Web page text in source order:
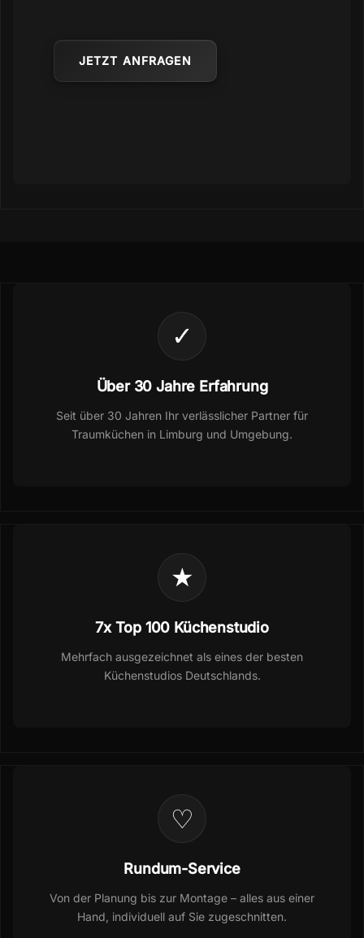
JETZT ANFRAGEN
✓
Über 30 Jahre Erfahrung
Seit über 30 Jahren Ihr verlässlicher Partner für
Traumküchen in Limburg und Umgebung.
★
7x Top 100 Küchenstudio
Mehrfach ausgezeichnet als eines der besten
Küchenstudios Deutschlands.
♡
Rundum-Service
Von der Planung bis zur Montage – alles aus einer
Hand, individuell auf Sie zugeschnitten.